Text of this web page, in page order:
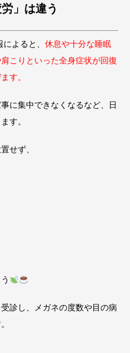
」は違う
よると、 休息や十分な睡眠
こりといった全身症状が回復
す。
に集中できなくなるなど、日
す。
せず、
診し、メガネの度数や目の病